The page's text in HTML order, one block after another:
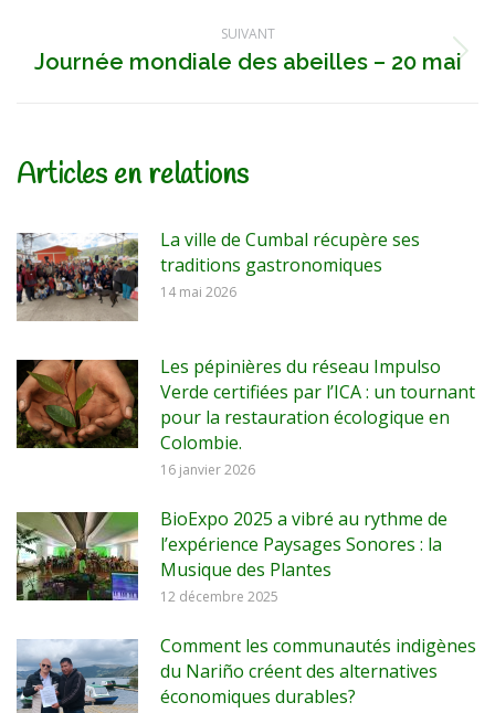
SUIVANT
Article
Journée mondiale des abeilles – 20 mai
Articles en relations
La ville de Cumbal récupère ses
traditions gastronomiques
14 mai 2026
Les pépinières du réseau Impulso
Verde certifiées par l’ICA : un tournant
pour la restauration écologique en
Colombie.
16 janvier 2026
BioExpo 2025 a vibré au rythme de
l’expérience Paysages Sonores : la
Musique des Plantes
12 décembre 2025
Comment les communautés indigènes
du Nariño créent des alternatives
économiques durables?